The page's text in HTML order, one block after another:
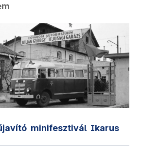
minifesztivál Ikarus